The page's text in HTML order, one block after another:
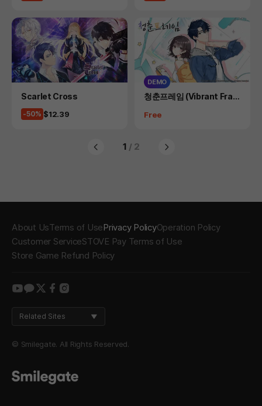
Product
Scarlet Cross
-50% Price
$12.39
DEMO
Product
청춘프레임 (Vibrant Fram
Price
Free
1 / 2
About UsTerms of UsePrivacy PolicyOperation Policy
Customer ServiceSTOVE Pay Terms of Use
Store Game Refund Policy
youtube
kakao
twitter
facebook
instagram
Related Sites
© Smilegate. All Rights Reserved.